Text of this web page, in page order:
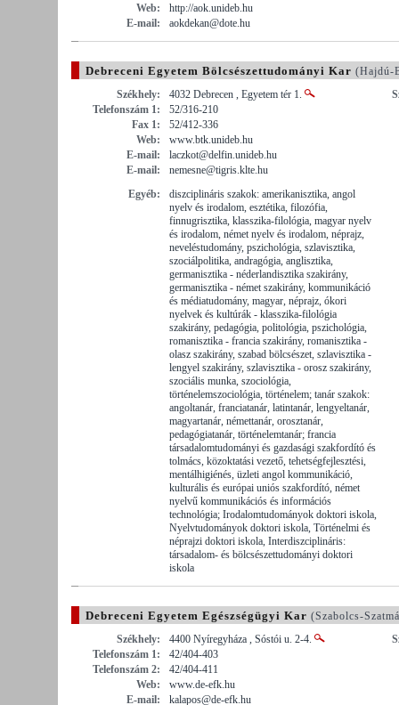
Web:
http://aok.unideb.hu
E-mail:
aokdekan@dote.hu
Debreceni Egyetem Bölcsészettudományi Kar (Hajdú-
Székhely:
4032 Debrecen , Egyetem tér 1.
Telefonszám 1:
52/316-210
Fax 1:
52/412-336
Web:
www.btk.unideb.hu
E-mail:
laczkot@delfin.unideb.hu
E-mail:
nemesne@tigris.klte.hu
Egyéb:
diszciplináris szakok: amerikanisztika, angol
nyelv és irodalom, esztétika, filozófia,
finnugrisztika, klasszika-filológia, magyar nyelv
és irodalom, német nyelv és irodalom, néprajz,
neveléstudomány, pszichológia, szlavisztika,
szociálpolitika, andragógia, anglisztika,
germanisztika - néderlandisztika szakirány,
germanisztika - német szakirány, kommunikáció
és médiatudomány, magyar, néprajz, ókori
nyelvek és kultúrák - klasszika-filológia
szakirány, pedagógia, politológia, pszichológia,
romanisztika - francia szakirány, romanisztika -
olasz szakirány, szabad bölcsészet, szlavisztika -
lengyel szakirány, szlavisztika - orosz szakirány,
szociális munka, szociológia,
történelemszociológia, történelem; tanár szakok:
angoltanár, franciatanár, latintanár, lengyeltanár,
magyartanár, némettanár, orosztanár,
pedagógiatanár, történelemtanár; francia
társadalomtudományi és gazdasági szakfordító és
tolmács, közoktatási vezető, tehetségfejlesztési,
mentálhigiénés, üzleti angol kommunikáció,
kulturális és európai uniós szakfordító, német
nyelvű kommunikációs és információs
technológia; Irodalomtudományok doktori iskola,
Nyelvtudományok doktori iskola, Történelmi és
néprajzi doktori iskola, Interdiszciplináris:
társadalom- és bölcsészettudományi doktori
iskola
Debreceni Egyetem Egészségügyi Kar (Szabolcs-
Székhely:
4400 Nyíregyháza , Sóstói u. 2-4.
Telefonszám 1:
42/404-403
Telefonszám 2:
42/404-411
Web:
www.de-efk.hu
E-mail:
kalapos@de-efk.hu